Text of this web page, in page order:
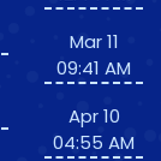
Mar 11
09:41 AM
Apr 10
04:55 AM